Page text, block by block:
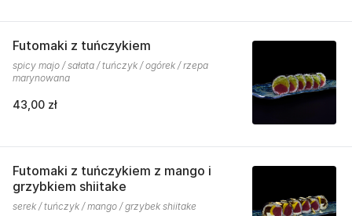
Futomaki z tuńczykiem
spicy majo / sałata / tuńczyk / ogórek / rzepa
marynowana
43,00 zł
Futomaki z tuńczykiem z mango i
grzybkiem shiitake
serek / tuńczyk / mango / grzybek shiitake